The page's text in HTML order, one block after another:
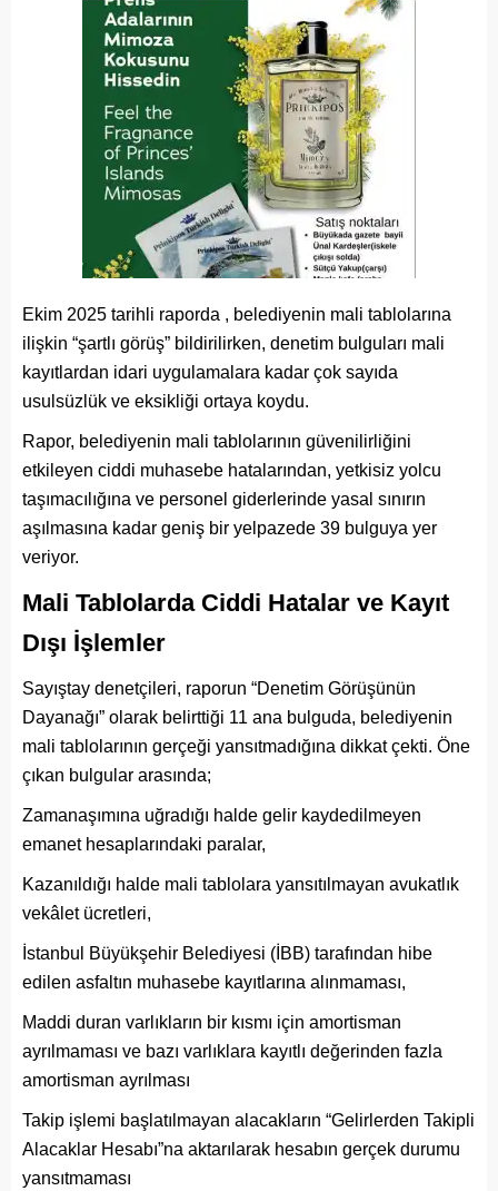
Ekim 2025 tarihli raporda , belediyenin mali tablolarına
ilişkin “şartlı görüş” bildirilirken, denetim bulguları mali
kayıtlardan idari uygulamalara kadar çok sayıda
usulsüzlük ve eksikliği ortaya koydu.
Rapor, belediyenin mali tablolarının güvenilirliğini
etkileyen ciddi muhasebe hatalarından, yetkisiz yolcu
taşımacılığına ve personel giderlerinde yasal sınırın
aşılmasına kadar geniş bir yelpazede 39 bulguya yer
veriyor.
Mali Tablolarda Ciddi Hatalar ve Kayıt
Dışı İşlemler
Sayıştay denetçileri, raporun “Denetim Görüşünün
Dayanağı” olarak belirttiği 11 ana bulguda, belediyenin
mali tablolarının gerçeği yansıtmadığına dikkat çekti. Öne
çıkan bulgular arasında;
Zamanaşımına uğradığı halde gelir kaydedilmeyen
emanet hesaplarındaki paralar,
Kazanıldığı halde mali tablolara yansıtılmayan avukatlık
vekâlet ücretleri,
İstanbul Büyükşehir Belediyesi (İBB) tarafından hibe
edilen asfaltın muhasebe kayıtlarına alınmaması,
Maddi duran varlıkların bir kısmı için amortisman
ayrılmaması ve bazı varlıklara kayıtlı değerinden fazla
amortisman ayrılması
Takip işlemi başlatılmayan alacakların “Gelirlerden Takipli
Alacaklar Hesabı”na aktarılarak hesabın gerçek durumu
yansıtmaması